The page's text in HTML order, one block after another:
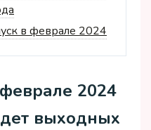
в феврале 2024
2024
выходных